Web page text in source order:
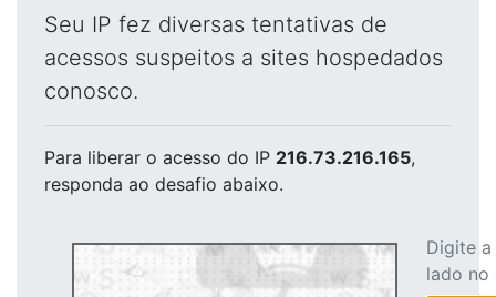
Seu IP fez diversas tentativas de
acessos suspeitos a sites hospedados
conosco.
Para liberar o acesso do IP 216.73.216.165,
responda ao desafio abaixo.
Digite
lado no